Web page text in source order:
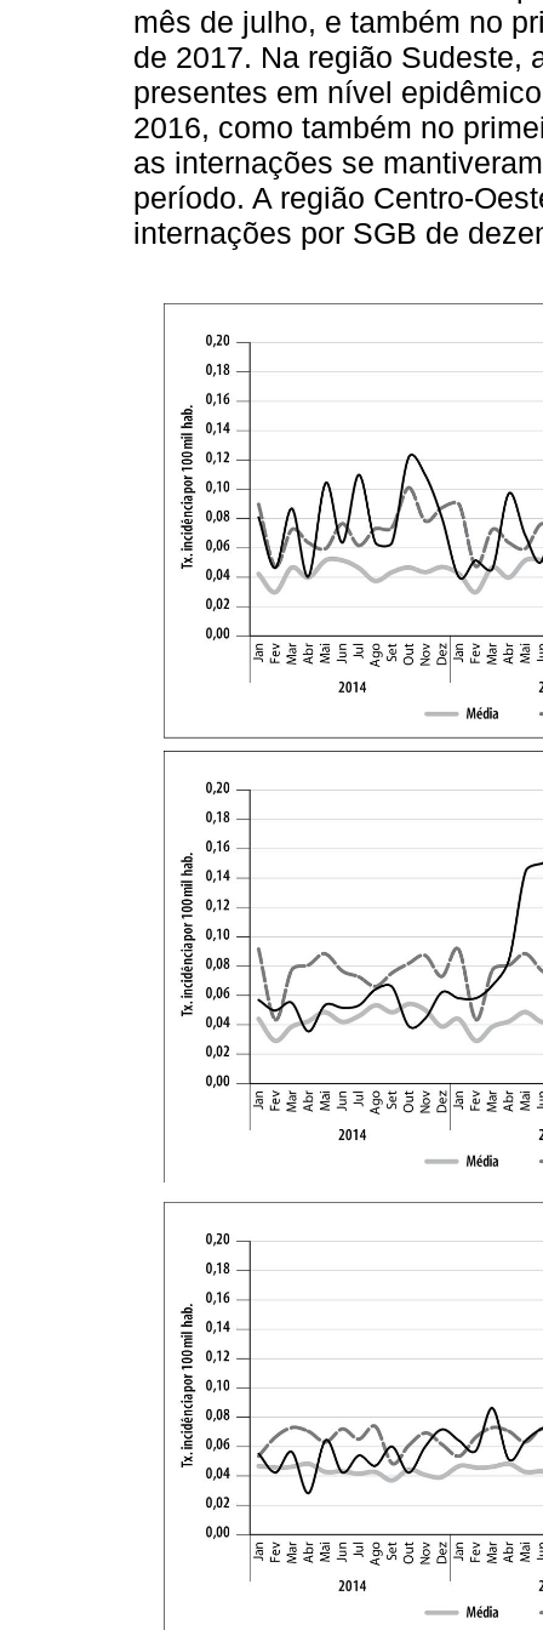
mês de julho, e também no
de 2017. Na região Sudeste,
presentes em nível
2016, como também no
as internações se
período. A região Centro-
internações por SGB de